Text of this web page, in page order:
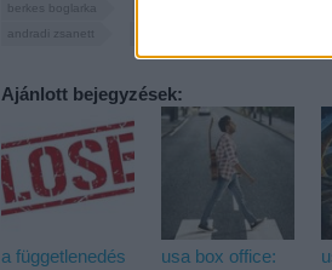
berkes boglarka
andradi zsanett
Ajánlott bejegyzések:
a függetlenedés
usa box office: